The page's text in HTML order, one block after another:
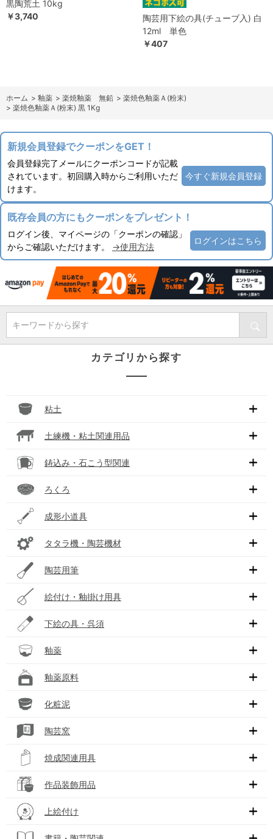
黒陶荒土 10kg
￥3,740
陶芸用下絵の具(チューブ入) 白
12ml 単色
￥407
ホーム > 釉薬 > 楽焼釉薬 無鉛 > 楽焼色釉薬Ａ(粉末)
> 楽焼色釉薬Ａ(粉末) 黒 1Kg
新規会員登録でクーポンをGET！
会員登録完了メールにクーポンコードが記載
されています。初回購入時からご利用いただ
けます。
今すぐ新規会員登録
既存会員の方にもクーポンをプレゼント！
ログイン後、マイページの「クーポンの確認」
からご確認いただけます。 →使用方法
ログインはこちら
キーワードから探す
カテゴリから探す
粘土
土練機・粘土関連用品
鋳込み・石こう型関連
ろくろ
成形小道具
タタラ機・陶芸機材
陶芸用筆
絵付け・釉掛け用具
下絵の具・呉須
釉薬
釉薬原料
化粧泥
陶芸窯
焼成関連用具
作品装飾用品
上絵付け